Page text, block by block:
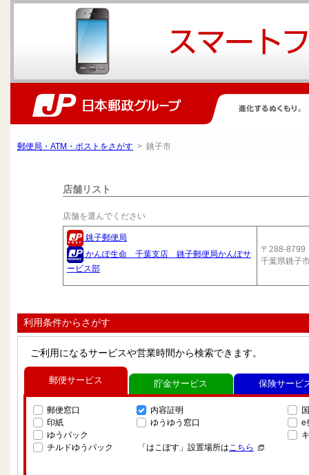
郵便局・ATM・ポストをさがす > 銚子市
店舗リスト
店舗を選んでください
銚子郵便局
かんぽ生命 千葉支店 銚子郵便局かんぽサ
ービス部
〒288-8799
千葉県銚子
利用条件からさがす
ご利用になるサービスや営業時間から検索できます。
郵便サービス
郵便窓口
印紙
ゆうパック
チルドゆうパック
内容証明
ゆうゆう窓口
「はこぽす」設置場所はこちら
e
貯金サービス 保険サービ